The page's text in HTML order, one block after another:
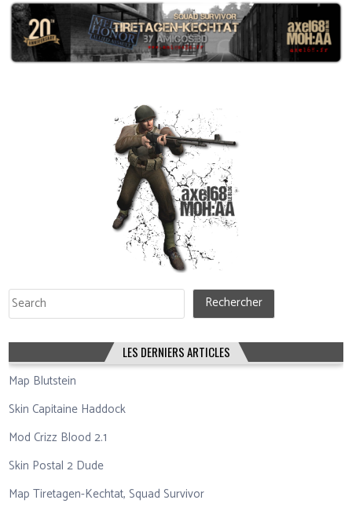
Rechercher Rechercher
LES DERNIERS ARTICLES
Map Blutstein
Skin Capitaine Haddock
Mod Crizz Blood 2.1
Skin Postal 2 Dude
Map Tiretagen-Kechtat, Squad Survivor